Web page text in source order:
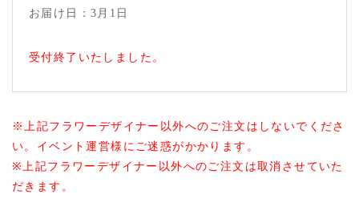
お届け日：3月1日
受付終了いたしました。
※上記フラワーデザイナー以外へのご注文はしないでくださ
い。イベント運営様にご迷惑がかかります。
※上記フラワーデザイナー以外へのご注文は取消させていた
だきます。